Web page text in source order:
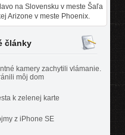
na Slovensku v meste Šaľa
Arizone v meste Phoenix.
články
kamery zachytili vlámanie.
môj dom
k zelenej karte
z iPhone SE